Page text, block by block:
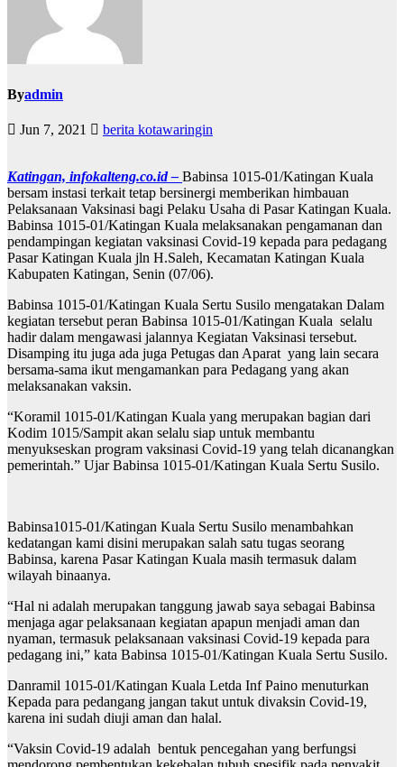
Byadmin
Jun 7, 2021 berita kotawaringin
Katingan, infokalteng.co.id – Babinsa 1015-01/Katingan Kuala
bersam instasi terkait tetap bersinergi memberikan himbauan
Pelaksanaan Vaksinasi bagi Pelaku Usaha di Pasar Katingan Kuala.
Babinsa 1015-01/Katingan Kuala melaksanakan pengamanan dan
pendampingan kegiatan vaksinasi Covid-19 kepada para pedagang
Pasar Katingan Kuala jln H.Saleh, Kecamatan Katingan Kuala
Kabupaten Katingan, Senin (07/06).
Babinsa 1015-01/Katingan Kuala Sertu Susilo mengatakan Dalam
kegiatan tersebut peran Babinsa 1015-01/Katingan Kuala selalu
hadir dalam mengawasi jalannya Kegiatan Vaksinasi tersebut.
Disamping itu juga ada juga Petugas dan Aparat yang lain secara
bersama-sama ikut mengamankan para Pedagang yang akan
melaksanakan vaksin.
“Koramil 1015-01/Katingan Kuala yang merupakan bagian dari
Kodim 1015/Sampit akan selalu siap untuk membantu
menyukseskan program vaksinasi Covid-19 yang telah dicanangkan
pemerintah.” Ujar Babinsa 1015-01/Katingan Kuala Sertu Susilo.
Babinsa1015-01/Katingan Kuala Sertu Susilo menambahkan
kedatangan kami disini merupakan salah satu tugas seorang
Babinsa, karena Pasar Katingan Kuala masih termasuk dalam
wilayah binaanya.
“Hal ni adalah merupakan tanggung jawab saya sebagai Babinsa
menjaga agar pelaksanaan kegiatan apapun menjadi aman dan
nyaman, termasuk pelaksanaan vaksinasi Covid-19 kepada para
pedagang ini,” kata Babinsa 1015-01/Katingan Kuala Sertu Susilo.
Danramil 1015-01/Katingan Kuala Letda Inf Paino menuturkan
Kepada para pedangang jangan takut untuk divaksin Covid-19,
karena ini sudah diuji aman dan halal.
“Vaksin Covid-19 adalah bentuk pencegahan yang berfungsi